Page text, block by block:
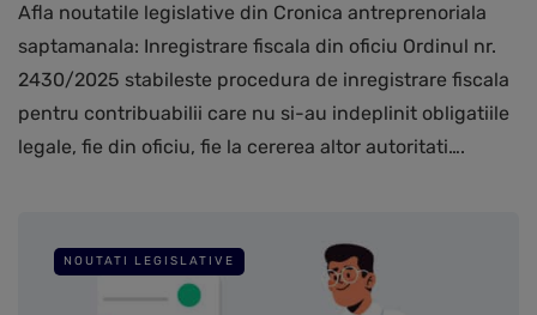
Afla noutatile legislative din Cronica antreprenoriala
saptamanala: Inregistrare fiscala din oficiu Ordinul nr.
2430/2025 stabileste procedura de inregistrare fiscala
pentru contribuabilii care nu si-au indeplinit obligatiile
legale, fie din oficiu, fie la cererea altor autoritati….
NOUTATI LEGISLATIVE